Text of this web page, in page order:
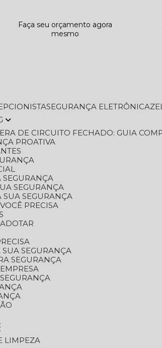
Faça seu orçamento agora
mesmo
SEGURANÇA ELETRÔNICA
DE CIRCUITO FECHADO: GUIA
PROATIVA
SEGURANÇA
SEGURANÇA
SUA SEGURANÇA
PRECISA
SEGURANÇA
SEGURANÇA
LIMPEZA